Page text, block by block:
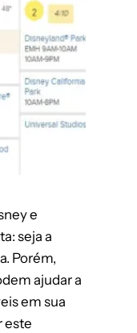
e
seja a
Porém,
ajudar a
em sua
este